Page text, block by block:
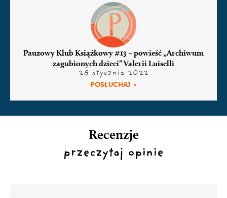
Pauzowy Klub Książkowy #13 – powieść „Archiwum
zagubionych dzieci” Valerii Luiselli
28 stycznia 2022
POSŁUCHAJ »
Recenzje
przeczytaj opinie